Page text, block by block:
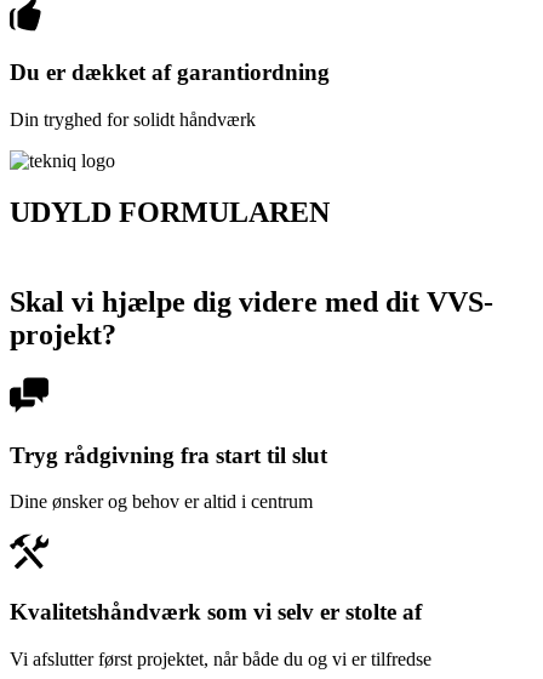
Du er dækket af garantiordning
Din tryghed for solidt håndværk
UDYLD FORMULAREN
Skal vi hjælpe dig videre med dit VVS-
projekt?
Tryg rådgivning fra start til slut
Dine ønsker og behov er altid i centrum
Kvalitetshåndværk som vi selv er stolte af
Vi afslutter først projektet, når både du og vi er tilfredse